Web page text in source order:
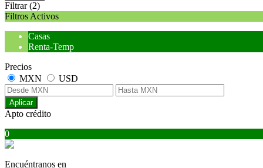
Filtrar (2)
Filtros Activos
Casas
Renta-Temp
Precios
MXN
USD
Aplicar
Apto crédito
0
Encuéntranos en